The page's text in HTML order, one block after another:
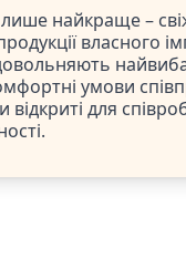
найкраще –
власного
умови
для